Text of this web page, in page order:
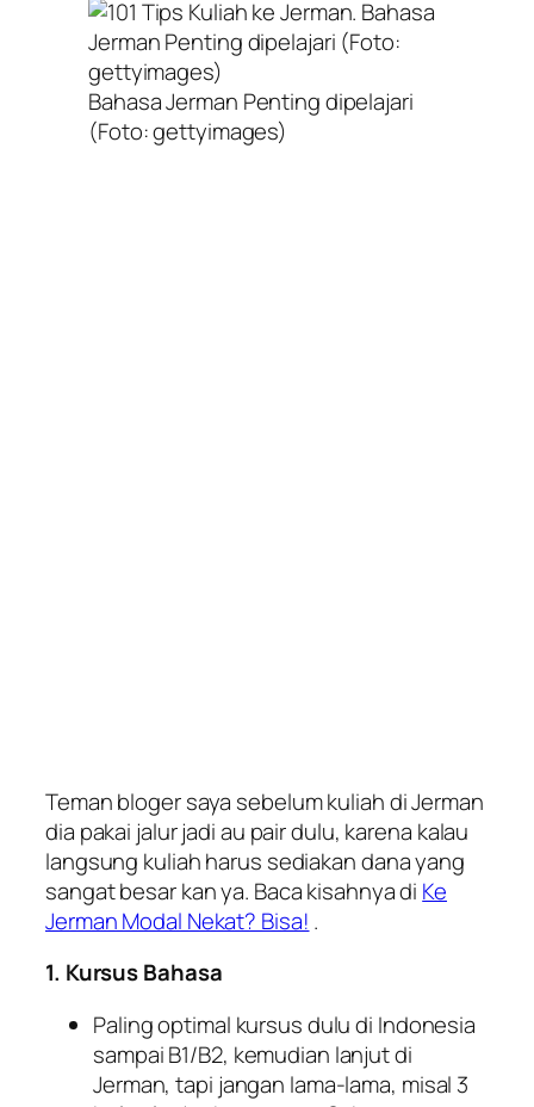
Bahasa Jerman Penting dipelajari
(Foto: gettyimages)
Teman bloger saya sebelum kuliah di Jerman
dia pakai jalur jadi au pair dulu, karena kalau
langsung kuliah harus sediakan dana yang
sangat besar kan ya. Baca kisahnya di Ke
Jerman Modal Nekat? Bisa! .
1. Kursus Bahasa
Paling optimal kursus dulu di Indonesia
sampai B1/B2, kemudian lanjut di
Jerman, tapi jangan lama-lama, misal 3